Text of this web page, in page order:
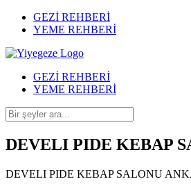
GEZİ REHBERİ
YEME REHBERİ
GEZİ REHBERİ
YEME REHBERİ
DEVELI PIDE KEBAP
DEVELI PIDE KEBAP SALONU